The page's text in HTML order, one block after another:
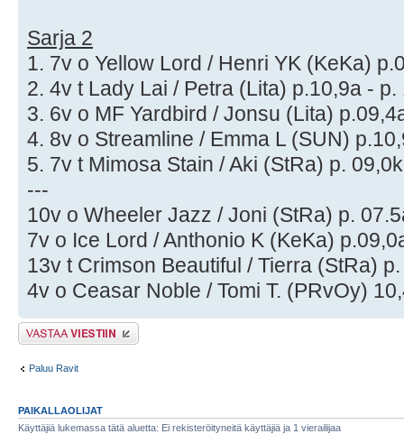
Sarja 2
1. 7v o Yellow Lord / Henri YK (KeKa)
2. 4v t Lady Lai / Petra (Lita) p.10,9a - p.
3. 6v o MF Yardbird / Jonsu (Lita)
4. 8v o Streamline / Emma L (SUN)
5. 7v t Mimosa Stain / Aki (StRa) p.
---
10v o Wheeler Jazz / Joni (StRa) p.
7v o Ice Lord / Anthonio K (KeKa)
13v t Crimson Beautiful / Tierra (StRa)
4v o Ceasar Noble / Tomi T. (PRvOy)
Lähetä vastaus
Paluu Ravit
PAIKALLAOLIJAT
Käyttäjiä lukemassa tätä aluetta: Ei rekisteröityneitä käyttäjiä ja 1 vierailijaa